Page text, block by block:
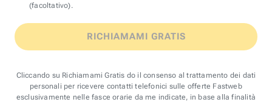
(facoltativo).
RICHIAMAMI GRATIS
Cliccando su Richiamami Gratis do il consenso al trattamento dei dati
personali per ricevere contatti telefonici sulle offerte Fastweb
esclusivamente nelle fasce orarie da me indicate, in base alla finalità